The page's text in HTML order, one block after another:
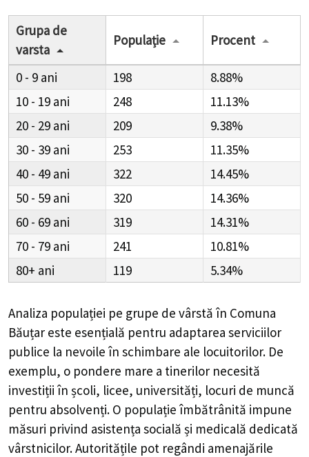
Grupa de
varsta
Populație Procent
0 - 9 198
8.88%
10 - 19
248
11.13%
20 - 29
209
9.38%
30 - 39
253
11.35%
40 - 49
322
14.45%
50 - 59
320
14.36%
60 - 69
319
14.31%
70 - 79
241
10.81%
80+
119 5.34%
Analiza populației pe grupe de vârstă în Comuna
Băuțar este esențială pentru adaptarea serviciilor
publice la nevoile în schimbare ale locuitorilor. De
exemplu, o pondere mare a tinerilor necesită
investiții în școli, licee, universități, locuri de muncă
pentru absolvenți. O populație îmbătrânită impune
măsuri privind asistența socială și medicală dedicată
vârstnicilor. Autoritățile pot regândi amenajările